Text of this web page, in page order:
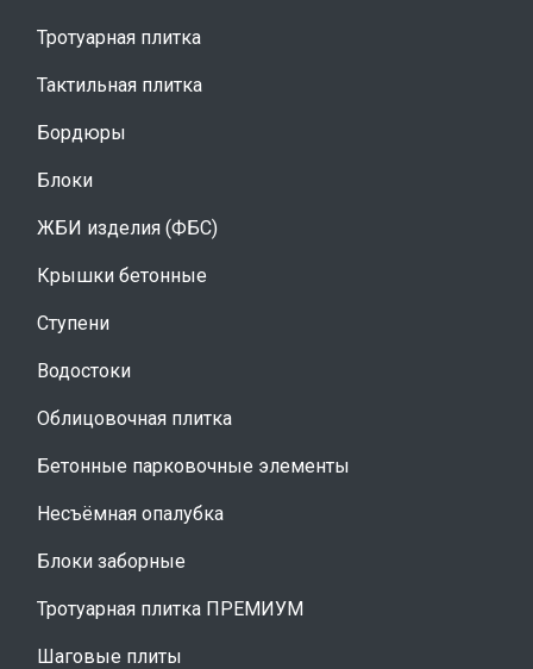
Тротуарная плитка
Тактильная плитка
Бордюры
Блоки
ЖБИ изделия (ФБС)
Крышки бетонные
Ступени
Водостоки
Облицовочная плитка
Бетонные парковочные элементы
Несъёмная опалубка
Блоки заборные
Тротуарная плитка ПРЕМИУМ
Шаговые плиты